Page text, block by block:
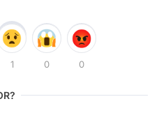
1 0 0